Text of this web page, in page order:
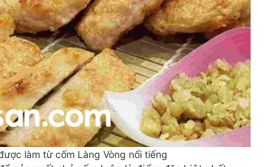
làm từ cốm Làng Vòng nổi tiếng